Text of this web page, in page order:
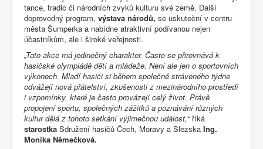
tance, tradic či národních zvyků kulturu své země. Další
doprovodný program, výstava národů, se uskuteční v centru
města Šumperka a nabídne atraktivní podívanou nejen
účastníkům, ale i široké veřejnosti.
„Tato akce má jedinečný charakter. Často se přirovnává k
hasičské olympiádě dětí a mládeže. Není ale jen o sportovních
výkonech. Mladí hasiči si během společně stráveného týdne
odvážejí nová přátelství, zkušenosti z mezinárodního prostředí
i vzpomínky, které je často provázejí celý život. Právě
propojení sportu, společných zážitků a poznávání různých
kultur dělá z tohoto setkání výjimečnou událost,“říká
starostka Sdružení hasičů Čech, Moravy a Slezska Ing.
Monika Němečková.